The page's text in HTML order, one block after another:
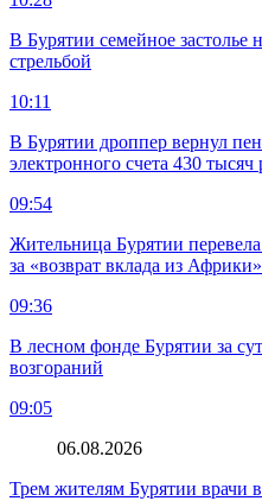
В Бурятии семейное застолье
стрельбой
10:11
В Бурятии дроппер вернул
электронного счета 430 тысяч
09:54
Жительница Бурятии
за «возврат вклада из Африки»
09:36
В лесном фонде Бурятии за
возгораний
09:05
06.08.2026
Трем жителям Бурятии врачи